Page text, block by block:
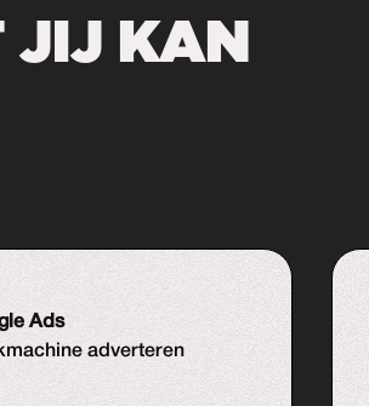
JIJ KAN
Ads
adverteren